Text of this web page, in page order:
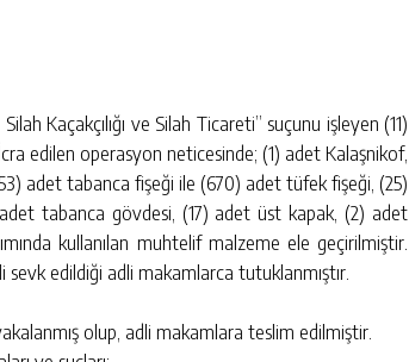
Kaçakçılığı ve Silah Ticareti” suçunu işleyen (11)
edilen operasyon neticesinde; (1) adet Kalaşnikof,
adet tabanca fişeği ile (670) adet tüfek fişeği, (25)
tabanca gövdesi, (17) adet üst kapak, (2) adet
kullanılan muhtelif malzeme ele geçirilmiştir.
sevk edildiği adli makamlarca tutuklanmıştır.
olup, adli makamlara teslim edilmiştir.